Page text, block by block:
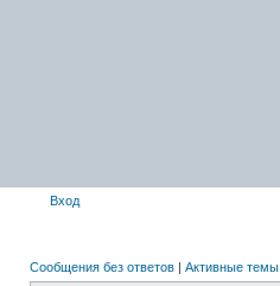
Вход
Сообщения без ответов | Активные темы